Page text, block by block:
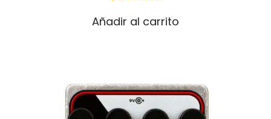
Añadir al carrito